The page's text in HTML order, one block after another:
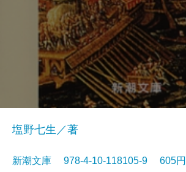
塩野七生／著
新潮文庫 978-4-10-118105-9 605